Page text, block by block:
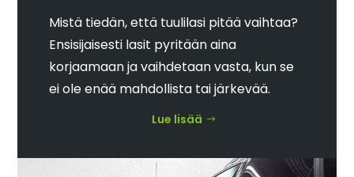
Mistä tiedän, että tuulilasi pitää vaihtaa?
Ensisijaisesti lasit pyritään aina
korjaamaan ja vaihdetaan vasta, kun se
ei ole enää mahdollista tai järkevää.
Lue lisää